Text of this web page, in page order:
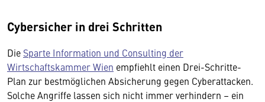
Cybersicher in drei Schritten
Die Sparte Information und Consulting der
Wirtschaftskammer Wien empfiehlt einen Drei-Schritte-
Plan zur bestmöglichen Absicherung gegen Cyberattacken.
Solche Angriffe lassen sich nicht immer verhindern – ein